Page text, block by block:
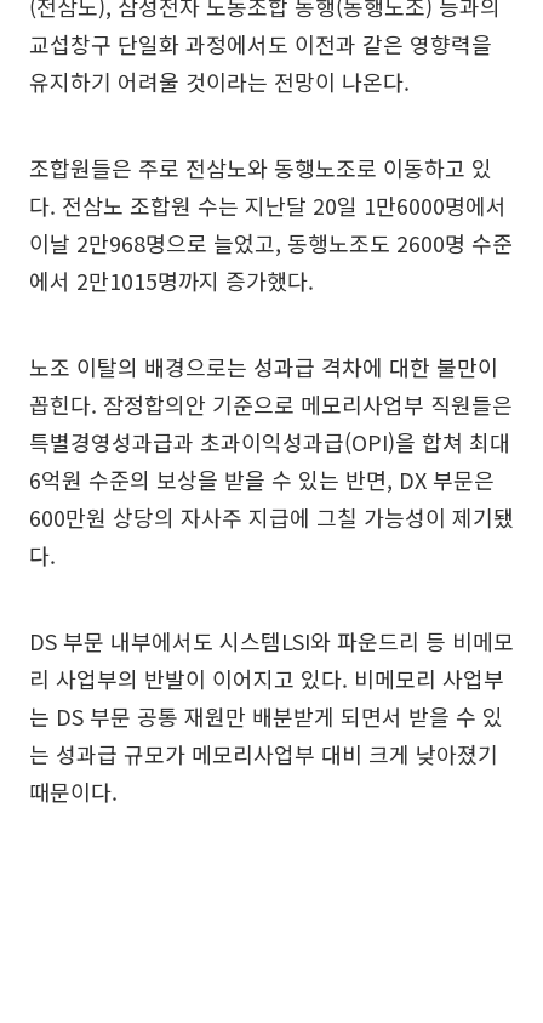
교섭창구 단일화 과정에서도 이전과 같은 영향력을
유지하기 어려울 것이라는 전망이 나온다.
조합원들은 주로 전삼노와 동행노조로 이동하고 있
다. 전삼노 조합원 수는 지난달 20일 1만6000명에서
이날 2만968명으로 늘었고, 동행노조도 2600명 수준
에서 2만1015명까지 증가했다.
노조 이탈의 배경으로는 성과급 격차에 대한 불만이
꼽힌다. 잠정합의안 기준으로 메모리사업부 직원들은
특별경영성과급과 초과이익성과급(OPI)을 합쳐 최대
6억원 수준의 보상을 받을 수 있는 반면, DX 부문은
600만원 상당의 자사주 지급에 그칠 가능성이 제기됐
다.
DS 부문 내부에서도 시스템LSI와 파운드리 등 비메모
리 사업부의 반발이 이어지고 있다. 비메모리 사업부
는 DS 부문 공통 재원만 배분받게 되면서 받을 수 있
는 성과급 규모가 메모리사업부 대비 크게 낮아졌기
때문이다.